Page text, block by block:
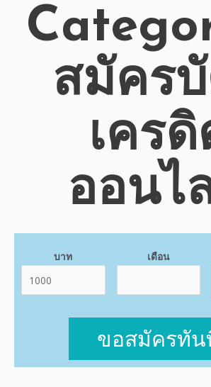
สมัคร
เคร
ออนไ
บาท เดือน
ขอสมัครทัน